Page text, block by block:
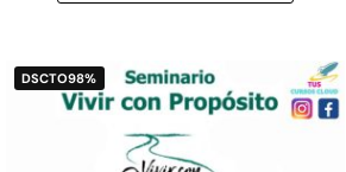
DSCTO98%
El
precio
original
era:
$570.
El
precio
actual